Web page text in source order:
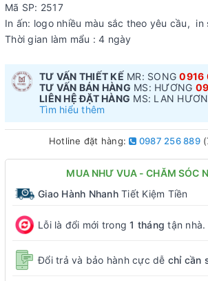
Mã SP: 2517
In ấn: logo nhiều màu sắc theo yêu cầu, in
Thời gian làm mẩu : 4 ngày
TƯ VẤN THIẾT KẾ MR: SONG0916
TƯ VẤN BÁN HÀNG MS: HƯƠNG
LIÊN HỆ ĐẶT HÀNG MS: LAN
Tìm hiểu thêm
Hotline đặt hàng: 0987 256 889
MUA NHƯ VUA - CHĂM SÓC
Giao Hành NhanhTiết Kiệm Tiền
Lỗi là đổi mới trong1 tháng tận nhà.
Đổi trả và bảo hành cực dễ chỉ cần